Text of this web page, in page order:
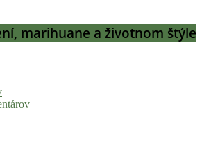
marihuane a životnom štýle